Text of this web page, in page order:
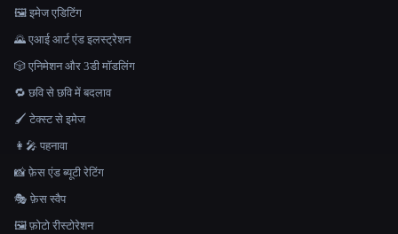
🖼️ इमेज एडिटिंग
🌄 एआई आर्ट एंड इलस्ट्रेशन
🎲 एनिमेशन और 3डी मॉडलिंग
🔁 छवि से छवि में बदलाव
🖌️ टेक्स्ट से इमेज
👩‍🎤 पहनावा
📸 फ़ेस एंड ब्यूटी रेटिंग
🎭 फ़ेस स्वैप
🖼️ फ़ोटो रीस्टोरेशन